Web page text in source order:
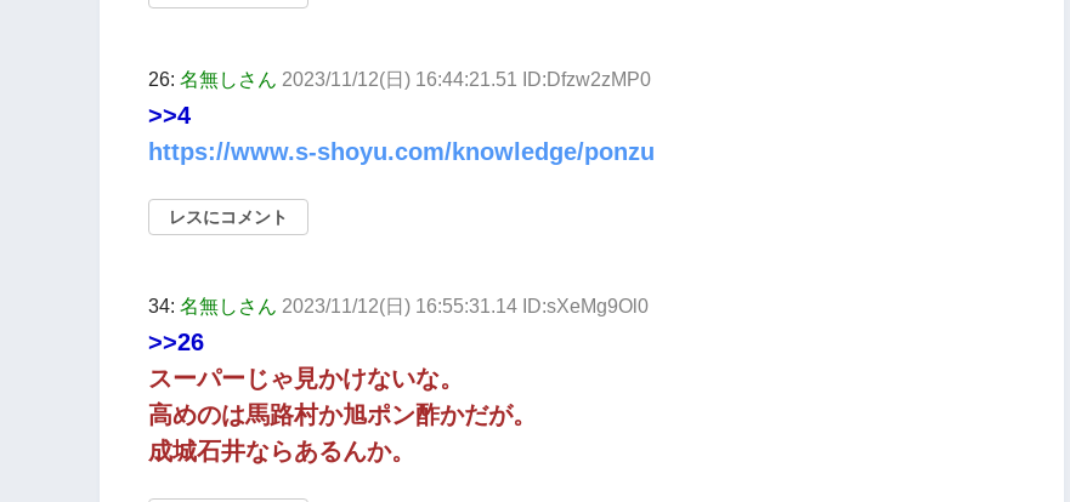
26: 名無しさん 2023/11/12(日) 16:44:21.51 ID:Dfzw2zMP0
>>4
https://www.s-shoyu.com/knowledge/ponzu
レスにコメント
34: 名無しさん 2023/11/12(日) 16:55:31.14 ID:sXeMg9Ol0
>>26
スーパーじゃ見かけないな。
高めのは馬路村か旭ポン酢かだが。
成城石井ならあるんか。